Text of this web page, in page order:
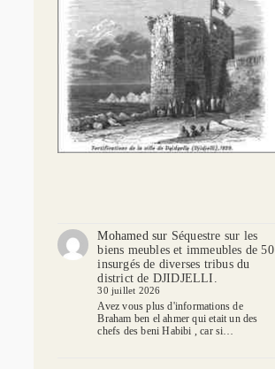
Mohamed sur Séquestre sur les
biens meubles et immeubles de 50
insurgés de diverses tribus du
district de DJIDJELLI.
30 juillet 2026
Avez vous plus d'informations de
Braham ben el ahmer qui etait un des
chefs des beni Habibi , car si…